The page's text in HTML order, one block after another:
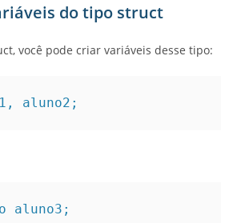
do tipo struct
você pode criar variáveis desse tipo:
aluno2;
aluno3;